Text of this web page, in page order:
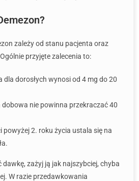
zależy od stanu pacjenta oraz
przyjęte zalecenia to:
dorosłych wynosi od 4 mg do 20
nie powinna przekraczać 40
powyżej 2. roku życia ustala się na
zażyj ją jak najszybciej, chyba
W razie przedawkowania